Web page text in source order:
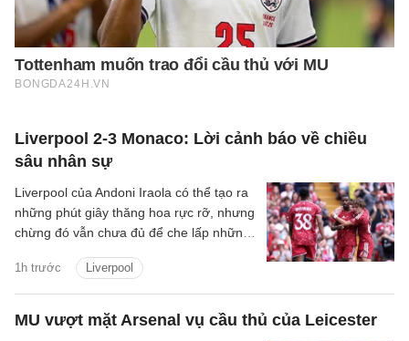
Liverpool 2-3 Monaco: Lời cảnh báo về chiều
sâu nhân sự
1h trước Liverpool
Liverpool của Andoni Iraola có thể tạo ra
những phút giây thăng hoa rực rỡ, nhưng
chừng đó vẫn chưa đủ để che lấp những
thể bùng lên dữ dội khi mọi mắt xích vận
hành đúng nhịp, song lại dễ chao đảo khi
cường độ suy giảm và sự kết nối bắt đầu
MU vượt mặt Arsenal vụ cầu thủ của Leicester